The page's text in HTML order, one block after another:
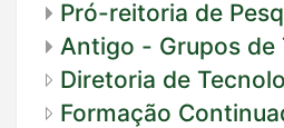
Pró-reitoria de
Antigo - Grupos de
Diretoria de
Formação